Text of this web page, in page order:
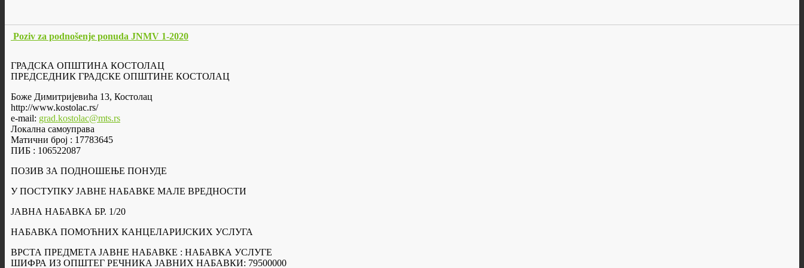
Poziv za podnošenje ponuda JNMV 1-2020
ГРАДСКА ОПШТИНА КОСТОЛАЦ
ПРЕДСЕДНИК ГРАДСКЕ ОПШТИНЕ КОСТОЛАЦ
Боже Димитријевића 13, Костолац
http://www.kostolac.rs/
e-mail: grad.kostolac@mts.rs
Локална самоуправа
Матични број : 17783645
ПИБ : 106522087
ПОЗИВ ЗА ПОДНОШЕЊЕ ПОНУДЕ
У ПОСТУПКУ ЈАВНЕ НАБАВКЕ МАЛЕ ВРЕДНОСТИ
ЈАВНА НАБАВКА БР. 1/20
НАБАВКА ПОМОЋНИХ КАНЦЕЛАРИЈСКИХ УСЛУГА
ВРСТА ПРЕДМЕТA ЈАВНЕ НАБАВКЕ : НАБАВКА УСЛУГЕ
ШИФРА ИЗ ОПШТЕГ РЕЧНИКА ЈАВНИХ НАБАВКИ: 79500000